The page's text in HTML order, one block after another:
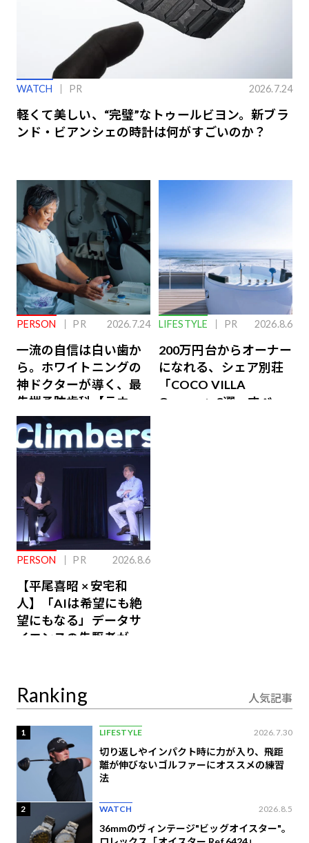
WATCH PR 2026.7.24
軽くて美しい、“完璧”なトゥールビヨン。新ブラ
ンド・ビアンシェの時計は何がすごいのか？
PERSON PR 2026.7.24
一流の自信は白い歯か
ら。ホワイトニングの
神ドクターが導く、最
先端予防歯科【ラウン
ジ会員特典あり】
LIFESTYLE PR 2026.8.6
200万円台からオーナー
になれる、シェア別荘
「COCO VILLA
Owners」3選。すべて
PERSON PR 2026.8.6
【平尾喜昭 × 安宅和
人】「AIは希望にも絶
望にもなる」データサ
イエンスの先駆者が語
Ranking 人気記事
1 LIFESTYLE 2026.7.30
切り返しやインパクト時に力が入り、飛距
離が伸びないゴルファーにオススメの練習
法
2 WATCH 2026.8.5
36mmのヴィンテージ"ビッグオイスター"。